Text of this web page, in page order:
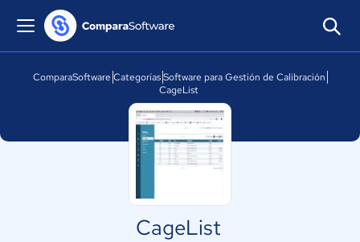
ComparaSoftware Categorías Software para Gestión de Calibración
CageList
CageList